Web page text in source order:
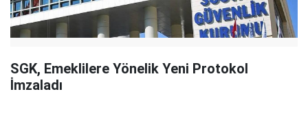
SGK, Emeklilere Yönelik Yeni Protokol
İmzaladı